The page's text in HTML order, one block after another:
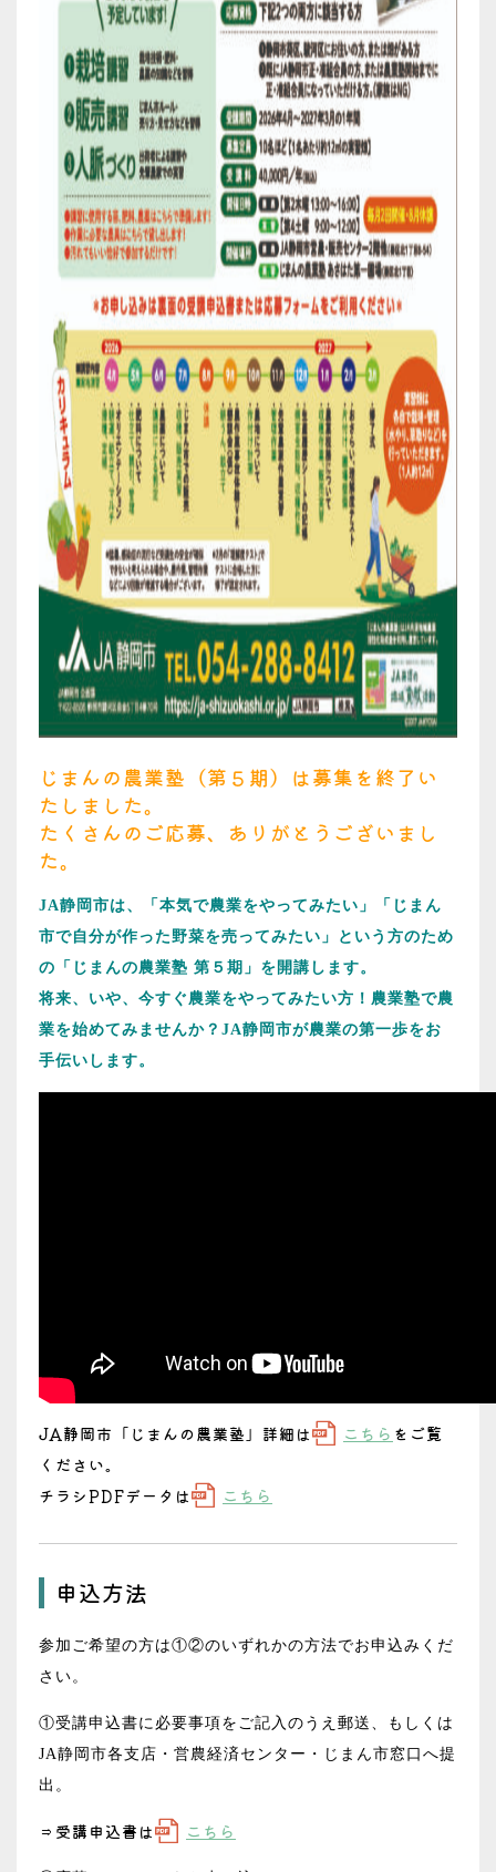
じまんの農業塾（第５期）は募集を終了い
たしました。
たくさんのご応募、ありがとうございまし
た。
JA静岡市は、「本気で農業をやってみたい」「じまん
市で自分が作った野菜を売ってみたい」という方のため
の「じまんの農業塾 第５期」を開講します。
将来、いや、今すぐ農業をやってみたい方！農業塾で農
業を始めてみませんか？JA静岡市が農業の第一歩をお
手伝いします。
JA静岡市「じまんの農業塾」詳細は こちら をご覧
ください。
チラシPDFデータは
こちら
申込方法
参加ご希望の方は①②のいずれかの方法でお申込みくだ
さい。
①受講申込書に必要事項をご記入のうえ郵送、もしくは
JA静岡市各支店・営農経済センター・じまん市窓口へ提
出。
⇒受講申込書は こちら